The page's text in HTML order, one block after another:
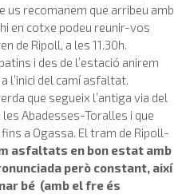
us recomanem que arribeu amb
en cotxe podeu reunir-vos
de Ripoll, a les 11.30h.
i des de l’estació anirem
l’inici del camí asfaltat.
que segueix l’antiga via del
Abadesses-Toralles i que
a Ogassa. El tram de Ripoll-
asfaltats en bon estat amb
però constant, així
bé (amb el fre és